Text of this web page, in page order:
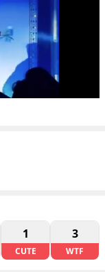
1
CUTE
3
WTF